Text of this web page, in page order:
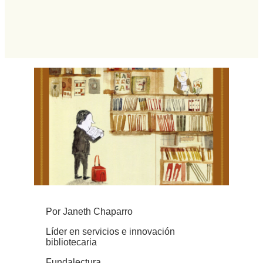
Por Janeth Chaparro
Líder en servicios e innovación
bibliotecaria